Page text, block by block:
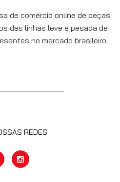
de comércio online de peças
das linhas leve e pesada de
no mercado brasileiro.
REDES